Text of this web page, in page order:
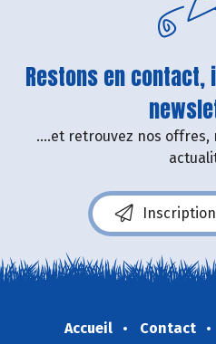
Restons en
....et retrouvez nos offres,
Accueil Contact